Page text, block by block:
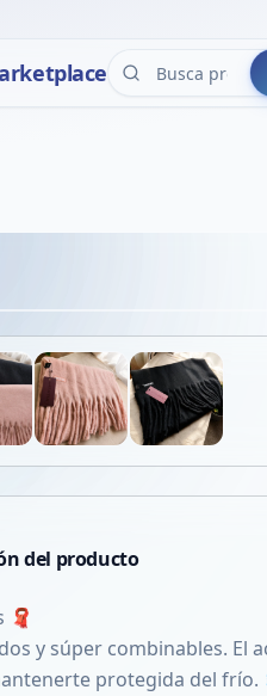
del producto
🧣
y súper combinables. El
protegida del